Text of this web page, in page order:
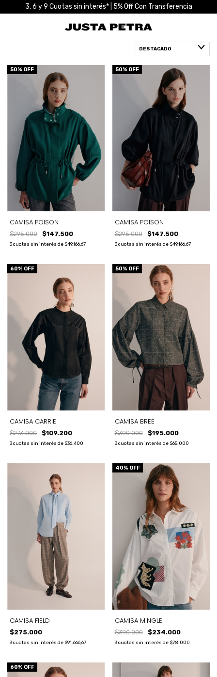
3, 6 y 9 Cuotas sin interés* | 5% Off Con Transferencia
50% OFF
CAMISA POISON
$295.000 $147.500
3cuotas sin interés de $49.166,67
50% OFF
CAMISA POISON
$295.000 $147.500
3 cuotas sin interés de $49.166,67
60% OFF
CAMISA CARRIE
$273.000 $109.200
3cuotas sin interés de $36.400
50% OFF
CAMISA BREE
$390.000 $195.000
3 cuotas sin interés de $65.000
CAMISA FIELD
$275.000
3cuotas sin interés de $91.666,67
40% OFF
CAMISA MINGLE
$390.000 $234.000
3 cuotas sin interés de $78.000
60% OFF